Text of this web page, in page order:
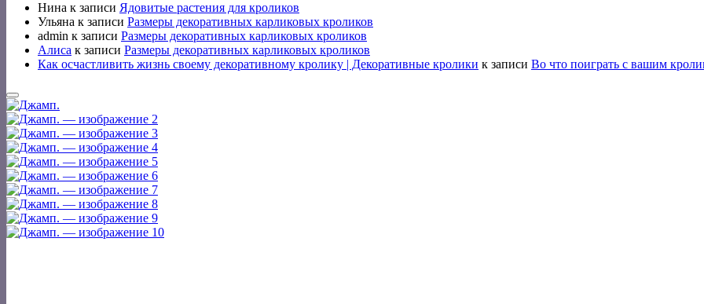
Нина к записи Ядовитые растения для кроликов
Ульяна к записи Размеры декоративных карликовых кроликов
admin к записи Размеры декоративных карликовых кроликов
Алиса к записи Размеры декоративных карликовых кроликов
Как осчастливить жизнь своему декоративному кролику | Декоративные кролики к записи Во что поиграть с вашим